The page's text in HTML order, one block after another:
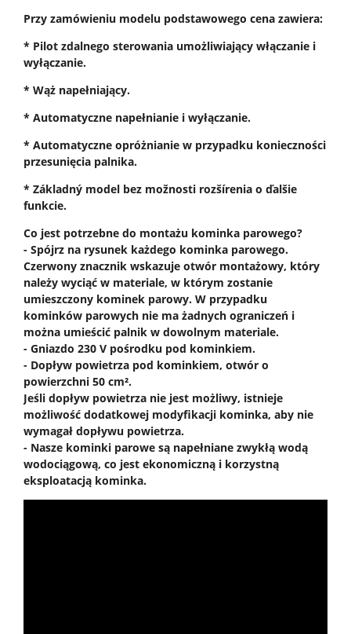
Przy zamówieniu modelu podstawowego cena zawiera:
* Pilot zdalnego sterowania umożliwiający włączanie i
wyłączanie.
* Wąż napełniający.
* Automatyczne napełnianie i wyłączanie.
* Automatyczne opróżnianie w przypadku konieczności
przesunięcia palnika.
* Základný model bez možnosti rozšírenia o ďalšie
funkcie.
Co jest potrzebne do montażu kominka parowego?
- Spójrz na rysunek każdego kominka parowego.
Czerwony znacznik wskazuje otwór montażowy, który
należy wyciąć w materiale, w którym zostanie
umieszczony kominek parowy. W przypadku
kominków parowych nie ma żadnych ograniczeń i
można umieścić palnik w dowolnym materiale.
- Gniazdo 230 V pośrodku pod kominkiem.
- Dopływ powietrza pod kominkiem, otwór o
powierzchni 50 cm².
Jeśli dopływ powietrza nie jest możliwy, istnieje
możliwość dodatkowej modyfikacji kominka, aby nie
wymagał dopływu powietrza.
- Nasze kominki parowe są napełniane zwykłą wodą
wodociągową, co jest ekonomiczną i korzystną
eksploatacją kominka.